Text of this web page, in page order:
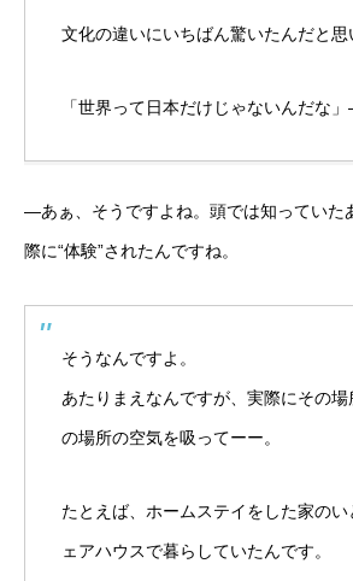
文化の違いにいちばん驚いたんだと思
「世界って日本だけじゃないんだな
―あぁ、そうですよね。頭では知っていた
際に“体験”されたんですね。
そうなんですよ。
あたりまえなんですが、実際にその
の場所の空気を吸ってーー。
たとえば、ホームステイをした家の
ェアハウスで暮らしていたんです。